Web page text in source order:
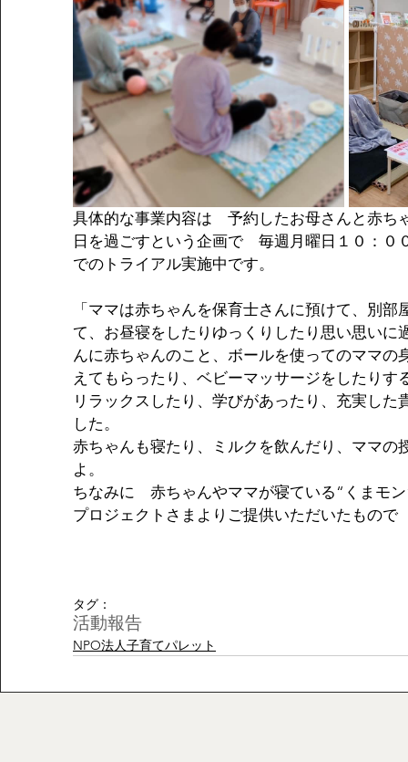
具体的な事業内容は　予約したお母さんと赤ち
日を過ごすという企画で　毎週月曜日１０：０
でのトライアル実施中です。
「ママは赤ちゃんを保育士さんに預けて、別
て、お昼寝をしたりゆっくりしたり思い思いに
んに赤ちゃんのこと、ボールを使ってのママの
えてもらったり、ベビーマッサージをしたりす
リラックスしたり、学びがあったり、充実した
した。
赤ちゃんも寝たり、ミルクを飲んだり、ママの
よ。
ちなみに　赤ちゃんやママが寝ている“くまモ
プロジェクトさまよりご提供いただいたもので
タグ：
活動報告
NPO法人子育てパレット